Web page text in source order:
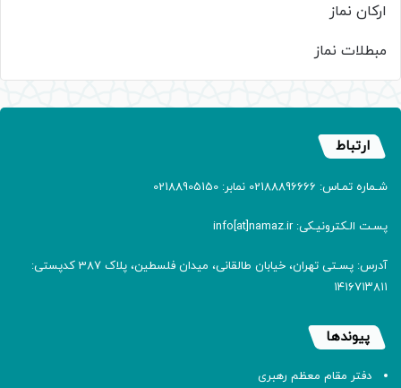
ارکان نماز
مبطلات نماز
ارتباط
شـماره تمـاس: 02188896666 نمابر: 02188905150
پسـت الـکترونیـکی: info[at]namaz.ir
آدرس: پسـتی تهران، خیابان طالقانی، میدان فلسطین، پلاک 387 کدپستی:
۱۴۱۶۷۱۳۸۱۱
پیوندها
دفتر مقام معظم رهبری